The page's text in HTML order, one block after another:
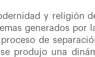
y religión
generados por
de
produjo una